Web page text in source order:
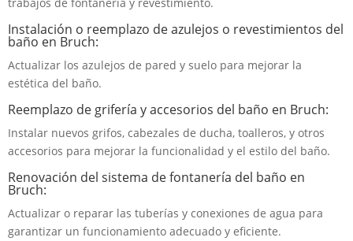
Instalación o reemplazo de azulejos o revestimientos del
baño en Bruch:
Actualizar los azulejos de pared y suelo para mejorar la
estética del baño.
Reemplazo de grifería y accesorios del baño en Bruch:
Instalar nuevos grifos, cabezales de ducha, toalleros, y otros
accesorios para mejorar la funcionalidad y el estilo del baño.
Renovación del sistema de fontanería del baño en
Bruch:
Actualizar o reparar las tuberías y conexiones de agua para
garantizar un funcionamiento adecuado y eficiente.